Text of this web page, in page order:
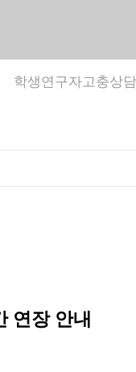
학생연구자고충상
연장 안내